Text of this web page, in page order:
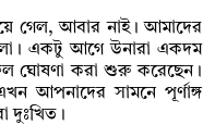
গেল, আবার নাই। আমাদের
একটু আগে উনারা একদম
ঘোষণা করা শুরু করেছেন।
আপনাদের সামনে পূর্ণাঙ্গ
দুঃখিত।